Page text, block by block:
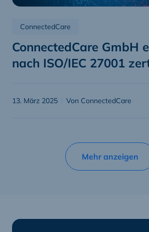
ConnectedCare
ConnectedCare GmbH
nach ISO/IEC 27001
13. März 2025 Von ConnectedCare
Mehr anzeigen